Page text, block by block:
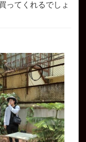
ってくれるでしょ